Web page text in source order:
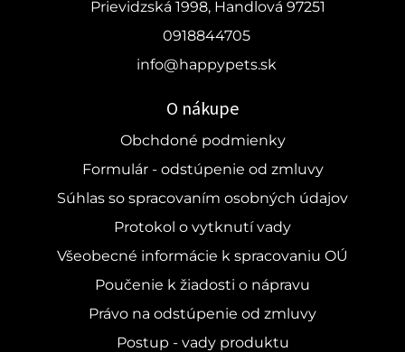
Prievidzská 1998, Handlová 97251
0918844705
info@happypets.sk
O nákupe
Obchdoné podmienky
Formulár - odstúpenie od zmluvy
Súhlas so spracovaním osobných údajov
Protokol o vytknutí vady
Všeobecné informácie k spracovaniu OÚ
Poučenie k žiadosti o nápravu
Právo na odstúpenie od zmluvy
Postup - vady produktu